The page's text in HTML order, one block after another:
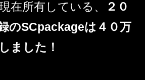
在所有している、
２０
のSCpackageは４０万
ました！